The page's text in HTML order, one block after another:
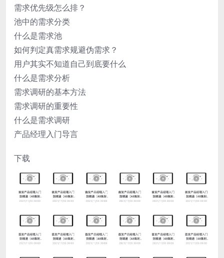
需求优先级怎么排？
池中的需求分类
什么是需求池
如何判定真需求规避伪需求？
用户其实不知道自己到底要什么
什么是需求分析
需求调研的基本方法
需求调研的重要性
什么是需求调研
产品经理入门导言
下载